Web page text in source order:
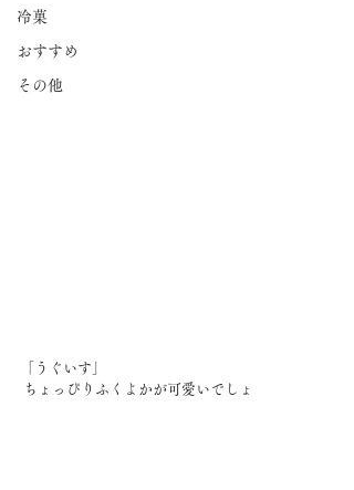
冷菓
おすすめ
その他
「うぐいす」
ちょっぴりふくよかが可愛いでしょ